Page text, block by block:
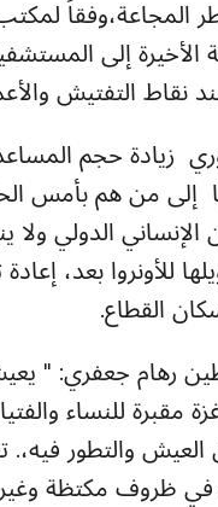
عرضة لخطر
الأخيرة إلى
نقاط التفتيش
حجم
إلى من هم بأمس
الدولي ولا
بعد،
القطاع.
رهام جعفري: "
منه منذ أكثر من 200 يوم. أصبحت غزة
والتطور فيه،.
في ظروف مكتظة